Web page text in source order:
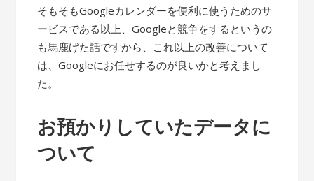
そもそもGoogleカレンダーを便利に使うためのサ
ービスである以上、Googleと競争をするというの
も馬鹿げた話ですから、これ以上の改善について
は、Googleにお任せするのが良いかと考えまし
た。
お預かりしていたデータに
ついて